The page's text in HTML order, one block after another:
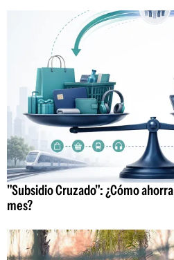
"Subsidio Cruzado": ¿Cómo
mes?